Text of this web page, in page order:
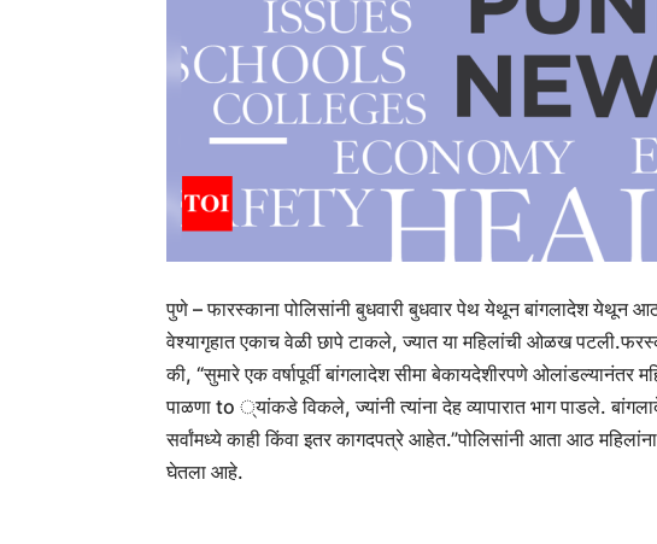
पुणे – फारस्काना पोलिसांनी बुधवारी बुधवार पेथ येथून बांगलादेश येथून
वेश्यागृहात एकाच वेळी छापे टाकले, ज्यात या महिलांची ओळख पटली.
की, “सुमारे एक वर्षापूर्वी बांगलादेश सीमा बेकायदेशीरपणे ओलांडल्यानंतर
पाळणा to ्यांकडे विकले, ज्यांनी त्यांना देह व्यापारात भाग पाडले.
सर्वांमध्ये काही किंवा इतर कागदपत्रे आहेत.”पोलिसांनी आता आठ
घेतला आहे.